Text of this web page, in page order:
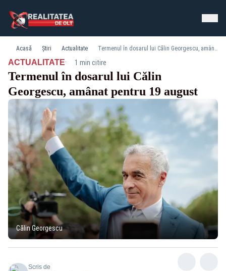
Acasă Știri Actualitate Termenul în dosarul lui Călin Georgescu, amânat pentru 19 august
ACTUALITATE· 1 min citire
Termenul în dosarul lui Călin
Georgescu, amânat pentru 19 august
Călin Georgescu
Scris de